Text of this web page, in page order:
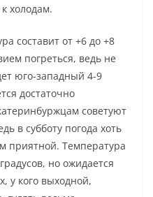
холодам.
составит от +6 до +8
погреться, ведь не
юго-западный 4-9
достаточно
советуют
в субботу погода хоть
приятной. Температура
но ожидается
у кого выходной,